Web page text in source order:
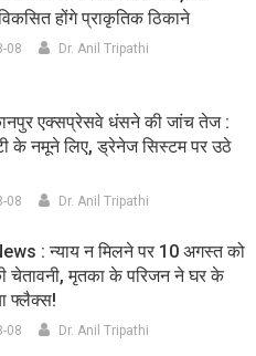
होंगे प्राकृतिक ठिकाने
08 Dr. Anil Tripathi
एक्सप्रेसवे धंसने की जांच तेज :
के नमूने लिए, ड्रेनेज सिस्टम पर उठे
08 Dr. Anil Tripathi
: न्याय न मिलने पर 10 अगस्त को
चेतावनी, मृतका के परिजन ने घर के
फ्लैक्स!
08 Dr. Anil Tripathi